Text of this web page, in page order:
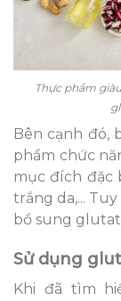
Thực phẩm
Bên cạnh đó,
phẩm chức
mục đích đặc
trắng da,...
bổ sung
Sử dụng
Khi đã tìm